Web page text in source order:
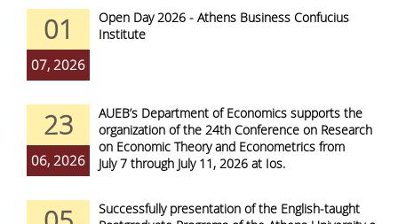
01
07, 2026
Open Day 2026 - Athens Business Confucius
Institute
23
06, 2026
AUEB’s Department of Economics supports the
organization of the 24th Conference on Research
on Economic Theory and Econometrics from
July 7 through July 11, 2026 at Ios.
Successfully presentation of the English-taught